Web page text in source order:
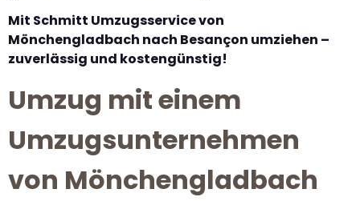
Mit Schmitt Umzugsservice von
Mönchengladbach nach Besançon umziehen –
zuverlässig und kostengünstig!
Umzug mit einem
Umzugsunternehmen
von Mönchengladbach